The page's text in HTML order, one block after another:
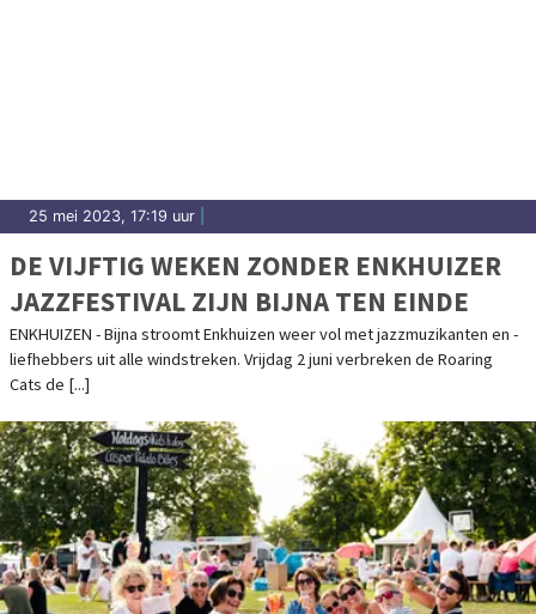
25 mei 2023, 17:19 uur
DE VIJFTIG WEKEN ZONDER ENKHUIZER
JAZZFESTIVAL ZIJN BIJNA TEN EINDE
ENKHUIZEN - Bijna stroomt Enkhuizen weer vol met jazzmuzikanten en -
liefhebbers uit alle windstreken. Vrijdag 2 juni verbreken de Roaring
Cats de [...]